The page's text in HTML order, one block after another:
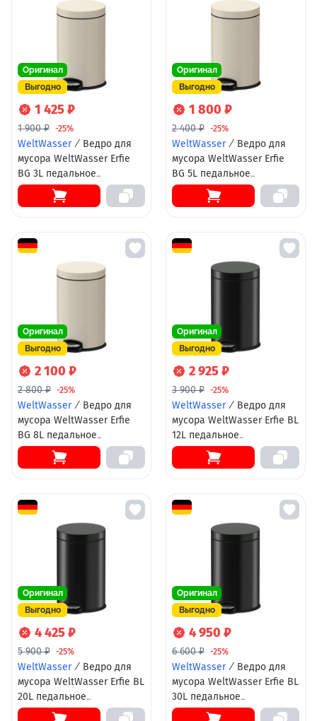
Оригинал
Выгодно
1 425 ₽
1 900 ₽ -25%
WeltWasser/ Ведро для
мусора WeltWasser Erfie
BG 3L педальное
10000001970 Бежевое
Оригинал
Выгодно
1 800 ₽
2 400 ₽ -25%
WeltWasser/ Ведро для
мусора WeltWasser Erfie
BG 5L педальное
10000000903 Бежевое
Оригинал
Выгодно
2 100 ₽
2 800 ₽ -25%
WeltWasser/ Ведро для
мусора WeltWasser Erfie
BG 8L педальное
10000001971 Бежевое
Оригинал
Выгодно
2 925 ₽
3 900 ₽ -25%
WeltWasser/ Ведро для
мусора WeltWasser Erfie BL
12L педальное
10000000898 Черное
Оригинал
Выгодно
4 425 ₽
5 900 ₽ -25%
WeltWasser/ Ведро для
мусора WeltWasser Erfie BL
20L педальное
10000001060 Черное
Оригинал
Выгодно
4 950 ₽
6 600 ₽ -25%
WeltWasser/ Ведро для
мусора WeltWasser Erfie BL
30L педальное
10000001061 Черное